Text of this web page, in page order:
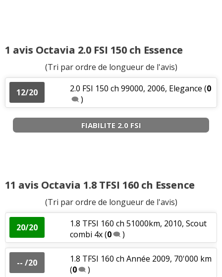
1 avis Octavia 2.0 FSI 150 ch Essence
(Tri par ordre de longueur de l'avis)
12/20 2.0 FSI 150 ch 99000, 2006, Elegance (0
)
FIABILITE 2.0 FSI
11 avis Octavia 1.8 TFSI 160 ch Essence
(Tri par ordre de longueur de l'avis)
20/20
1.8 TFSI 160 ch 51000km, 2010, Scout
combi 4x(0 )
-- /20
1.8 TFSI 160 ch Année 2009, 70'000 km
(0 )